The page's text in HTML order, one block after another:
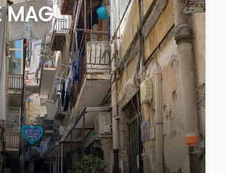
MAG